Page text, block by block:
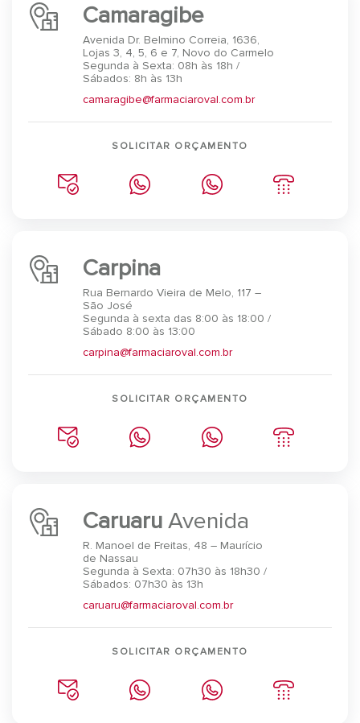
Camaragibe
Avenida Dr. Belmino Correia, 1636,
Lojas 3, 4, 5, 6 e 7, Novo do Carmelo
Segunda à Sexta: 08h às 18h /
Sábados: 8h às 13h
camaragibe@farmaciaroval.com.br
SOLICITAR ORÇAMENTO
Carpina
Rua Bernardo Vieira de Melo, 117 –
São José
Segunda à sexta das 8:00 às 18:00 /
Sábado 8:00 às 13:00
carpina@farmaciaroval.com.br
SOLICITAR ORÇAMENTO
Caruaru Avenida
R. Manoel de Freitas, 48 – Maurício
de Nassau
Segunda à Sexta: 07h30 às 18h30 /
Sábados: 07h30 às 13h
caruaru@farmaciaroval.com.br
SOLICITAR ORÇAMENTO